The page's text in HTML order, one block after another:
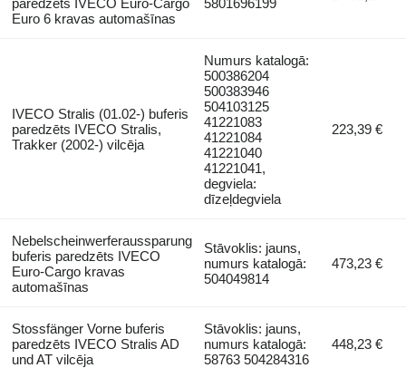
Euro 6 kravas automašīnas
IVECO Stralis (01.02-) buferis
paredzēts IVECO Stralis,
Trakker (2002-) vilcēja
Numurs katalogā:
500386204
500383946
504103125
41221083
41221084
41221040
41221041,
degviela:
dīzeļdegviela
223,39 €
Nebelscheinwerferaussparung
buferis paredzēts IVECO
Euro-Cargo kravas
automašīnas
Stāvoklis: jauns,
numurs katalogā:
504049814
473,23 €
Stossfänger Vorne buferis
paredzēts IVECO Stralis AD
und AT vilcēja
Stāvoklis: jauns,
numurs katalogā:
58763 504284316
448,23 €